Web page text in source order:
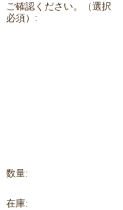
ご確認ください。（選択
必須）:
数量:
在庫: